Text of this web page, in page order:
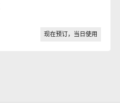
现在预订，当日使用